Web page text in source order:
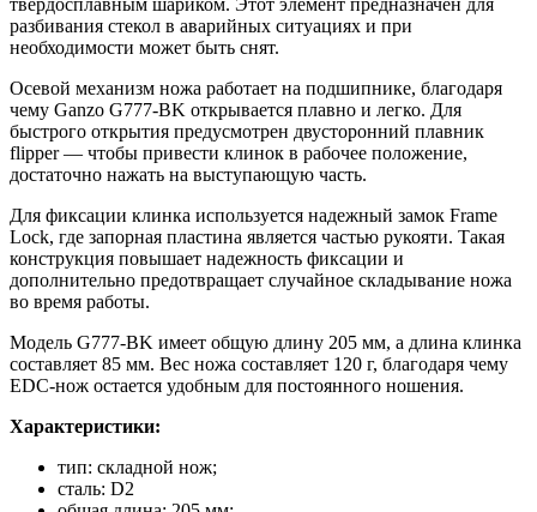
разбивания стекол в аварийных ситуациях и при
необходимости может быть снят.
Осевой механизм ножа работает на подшипнике, благодаря
чему Ganzo G777-BK открывается плавно и легко. Для
быстрого открытия предусмотрен двусторонний плавник
flipper — чтобы привести клинок в рабочее положение,
достаточно нажать на выступающую часть.
Для фиксации клинка используется надежный замок Frame
Lock, где запорная пластина является частью рукояти. Такая
конструкция повышает надежность фиксации и
дополнительно предотвращает случайное складывание ножа
во время работы.
Модель G777-BK имеет общую длину 205 мм, а длина клинка
составляет 85 мм. Вес ножа составляет 120 г, благодаря чему
EDC-нож остается удобным для постоянного ношения.
Характеристики:
тип: складной нож;
сталь: D2